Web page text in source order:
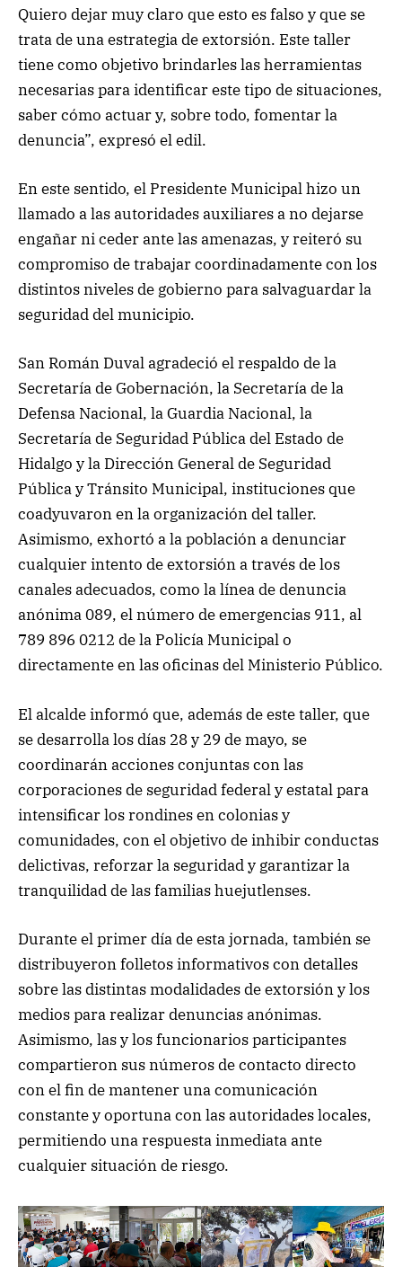
Quiero dejar muy claro que esto es falso y que se
trata de una estrategia de extorsión. Este taller
tiene como objetivo brindarles las herramientas
necesarias para identificar este tipo de situaciones,
saber cómo actuar y, sobre todo, fomentar la
denuncia”, expresó el edil.
En este sentido, el Presidente Municipal hizo un
llamado a las autoridades auxiliares a no dejarse
engañar ni ceder ante las amenazas, y reiteró su
compromiso de trabajar coordinadamente con los
distintos niveles de gobierno para salvaguardar la
seguridad del municipio.
San Román Duval agradeció el respaldo de la
Secretaría de Gobernación, la Secretaría de la
Defensa Nacional, la Guardia Nacional, la
Secretaría de Seguridad Pública del Estado de
Hidalgo y la Dirección General de Seguridad
Pública y Tránsito Municipal, instituciones que
coadyuvaron en la organización del taller.
Asimismo, exhortó a la población a denunciar
cualquier intento de extorsión a través de los
canales adecuados, como la línea de denuncia
anónima 089, el número de emergencias 911, al
789 896 0212 de la Policía Municipal o
directamente en las oficinas del Ministerio Público.
El alcalde informó que, además de este taller, que
se desarrolla los días 28 y 29 de mayo, se
coordinarán acciones conjuntas con las
corporaciones de seguridad federal y estatal para
intensificar los rondines en colonias y
comunidades, con el objetivo de inhibir conductas
delictivas, reforzar la seguridad y garantizar la
tranquilidad de las familias huejutlenses.
Durante el primer día de esta jornada, también se
distribuyeron folletos informativos con detalles
sobre las distintas modalidades de extorsión y los
medios para realizar denuncias anónimas.
Asimismo, las y los funcionarios participantes
compartieron sus números de contacto directo
con el fin de mantener una comunicación
constante y oportuna con las autoridades locales,
permitiendo una respuesta inmediata ante
cualquier situación de riesgo.